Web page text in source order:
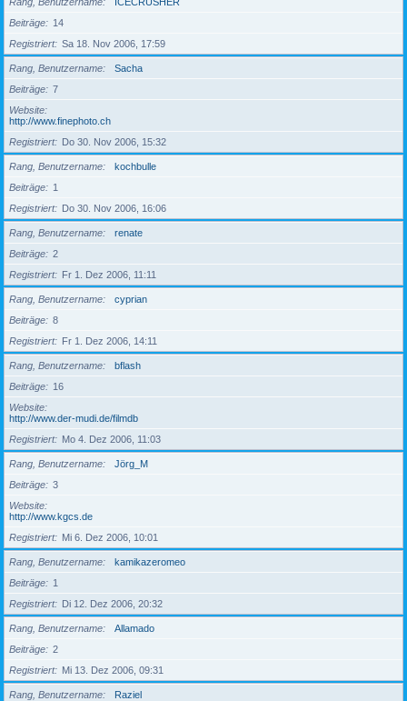
Beiträge
14
Registriert
Sa 18. Nov 2006, 17:59
Rang, Benutzername
Sacha
Beiträge
7
Website
http://www.finephoto.ch
Registriert
Do 30. Nov 2006, 15:32
Rang, Benutzername
kochbulle
Beiträge
1
Registriert
Do 30. Nov 2006, 16:06
Rang, Benutzername
renate
Beiträge
2
Registriert
Fr 1. Dez 2006, 11:11
Rang, Benutzername
cyprian
Beiträge
8
Registriert
Fr 1. Dez 2006, 14:11
Rang, Benutzername
bflash
Beiträge
16
Website
http://www.der-mudi.de/filmdb
Registriert
Mo 4. Dez 2006, 11:03
Rang, Benutzername
Jörg_M
Beiträge
3
Website
http://www.kgcs.de
Registriert
Mi 6. Dez 2006, 10:01
Rang, Benutzername
kamikazeromeo
Beiträge
1
Registriert
Di 12. Dez 2006, 20:32
Rang, Benutzername
Allamado
Beiträge
2
Registriert
Mi 13. Dez 2006, 09:31
Rang, Benutzername
Raziel